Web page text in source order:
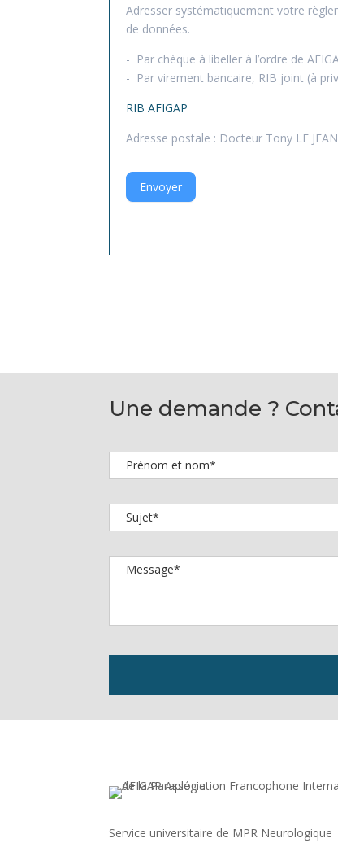
Adresser systématiquement votre
de données.
- Par chèque à libeller à l’ordre de
- Par virement bancaire, RIB joint (à
RIB AFIGAP
Adresse postale : Docteur Tony LE
Envoyer
Une demande ?
Service universitaire de MPR Neurologique